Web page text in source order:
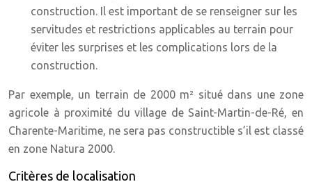
construction. Il est important de se renseigner sur les
servitudes et restrictions applicables au terrain pour
éviter les surprises et les complications lors de la
construction.
Par exemple, un terrain de 2000 m² situé dans une zone
agricole à proximité du village de Saint-Martin-de-Ré, en
Charente-Maritime, ne sera pas constructible s’il est classé
en zone Natura 2000.
Critères de localisation